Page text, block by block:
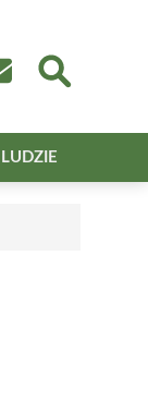
LUDZIE